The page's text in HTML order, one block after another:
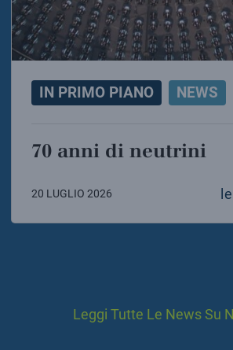
IN PRIMO PIANO NEWS
70 anni di neutrini
20 LUGLIO 2026
Leggi Tutte Le News Su